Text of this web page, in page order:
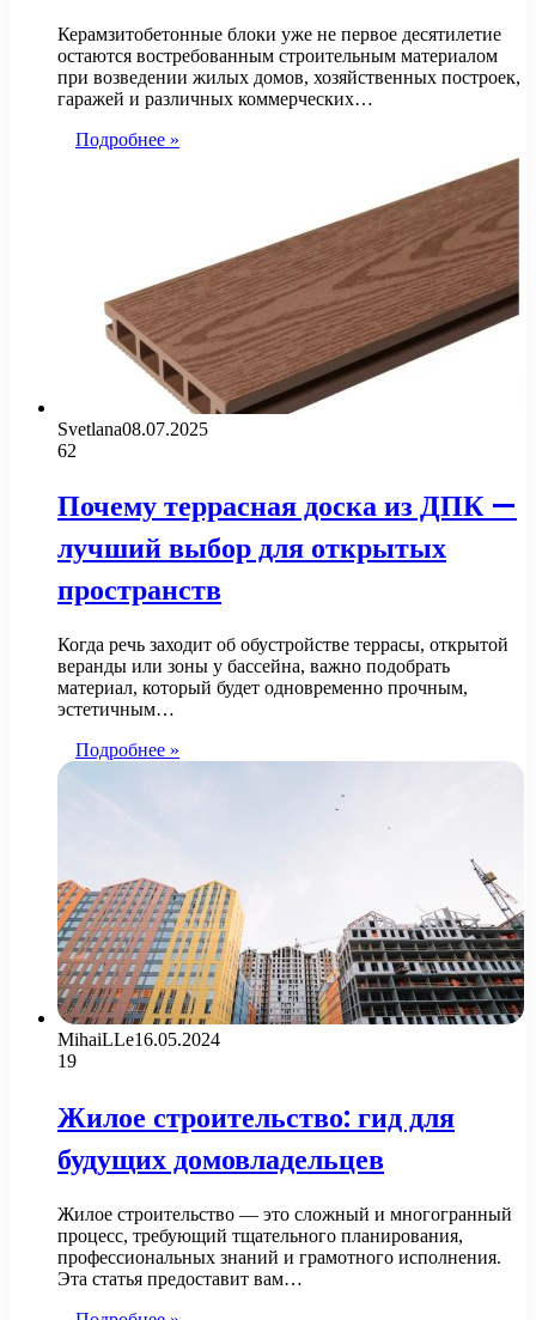
Керамзитобетонные блоки уже не первое десятилетие
остаются востребованным строительным материалом
при возведении жилых домов, хозяйственных построек,
гаражей и различных коммерческих…
Подробнее »
Svetlana08.07.2025
62
Почему террасная доска из ДПК —
лучший выбор для открытых
пространств
Когда речь заходит об обустройстве террасы, открытой
веранды или зоны у бассейна, важно подобрать
материал, который будет одновременно прочным,
эстетичным…
Подробнее »
MihaiLLe16.05.2024
19
Жилое строительство: гид для
будущих домовладельцев
Жилое строительство — это сложный и многогранный
процесс, требующий тщательного планирования,
профессиональных знаний и грамотного исполнения.
Эта статья предоставит вам…